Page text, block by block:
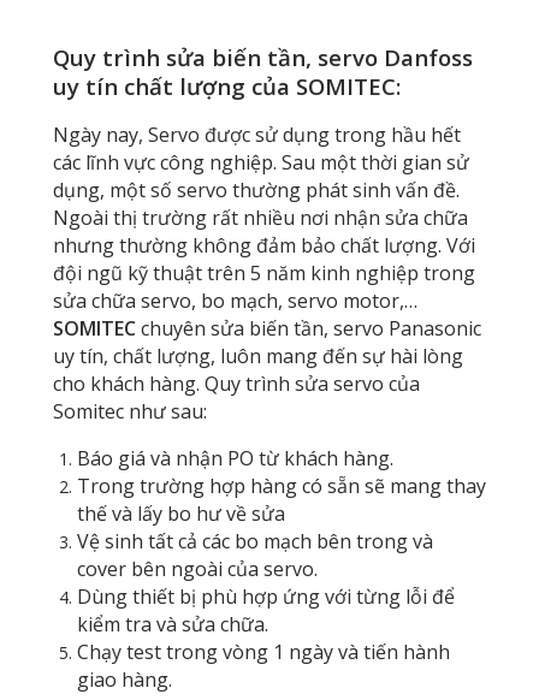
Quy trình sửa biến tần, servo Danfoss
uy tín chất lượng của SOMITEC:
Ngày nay, Servo được sử dụng trong hầu hết
các lĩnh vực công nghiệp. Sau một thời gian sử
dụng, một số servo thường phát sinh vấn đề.
Ngoài thị trường rất nhiều nơi nhận sửa chữa
nhưng thường không đảm bảo chất lượng. Với
đội ngũ kỹ thuật trên 5 năm kinh nghiệp trong
sửa chữa servo, bo mạch, servo motor,…
SOMITECchuyên sửa biến tần, servo Panasonic
uy tín, chất lượng, luôn mang đến sự hài lòng
cho khách hàng. Quy trình sửa servo của
Somitec như sau:
Báo giá và nhận PO từ khách hàng.
Trong trường hợp hàng có sẵn sẽ mang thay
thế và lấy bo hư về sửa
Vệ sinh tất cả các bo mạch bên trong và
cover bên ngoài của servo.
Dùng thiết bị phù hợp ứng với từng lỗi để
kiểm tra và sửa chữa.
Chạy test trong vòng 1 ngày và tiến hành
giao hàng.